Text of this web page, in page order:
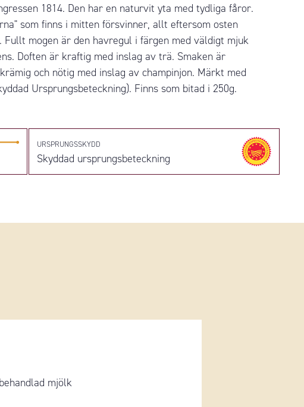
1814. Den har en naturvit yta med tydliga fåror.
som finns i mitten försvinner, allt eftersom osten
Fullt mogen är den havregul i färgen med väldigt mjuk
Doften är kraftig med inslag av trä. Smaken är
och nötig med inslag av champinjon. Märkt med
Ursprungsbeteckning). Finns som bitad i 250g.
URSPRUNGSSKYDD
Skyddad ursprungsbeteckning
mjölk